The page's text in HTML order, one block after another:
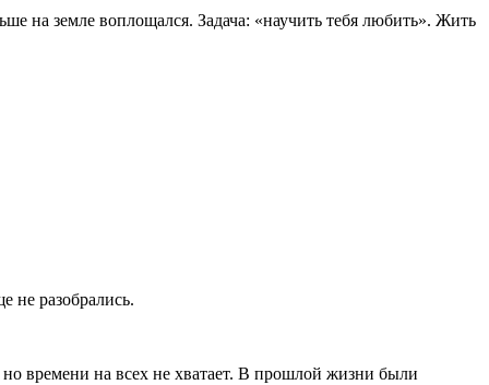
на земле воплощался. Задача: «научить тебя любить». Жить
не разобрались.
но времени на всех не хватает. В прошлой жизни были